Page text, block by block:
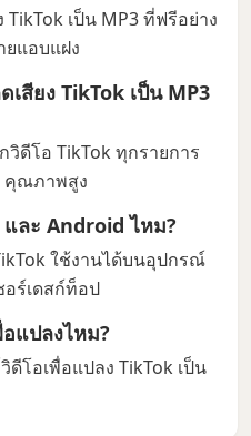
TikTok เป็น MP3 ที่ฟรีอย่าง
แอบแฝง
สียง TikTok เป็น MP3
วิดีโอ TikTok ทุกรายการ
คุณภาพสูง
ละ Android ไหม?
ใช้งานได้บนอุปกรณ์
อร์เดสก์ท็อป
แปลงไหม?
โอเพื่อแปลง TikTok เป็น